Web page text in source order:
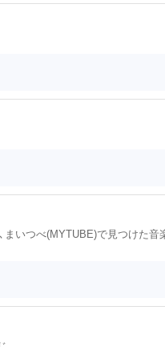
いつべ(MYTUBE)で見つけた音